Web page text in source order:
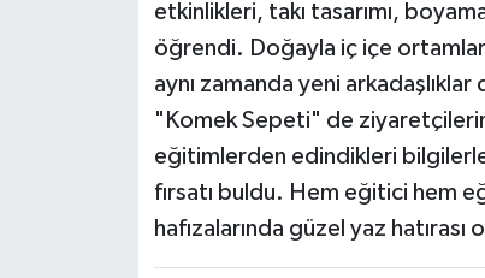
etkinlikleri, takı tasarımı,
öğrendi. Doğayla iç içe
aynı zamanda yeni arkadaşlıklar
"Komek Sepeti" de
eğitimlerden edindikleri bilgilerle
fırsatı buldu. Hem eğitici hem
hafızalarında güzel yaz